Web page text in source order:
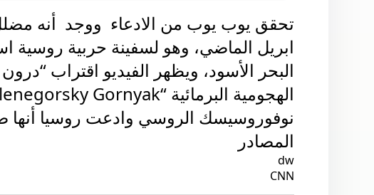
البحر الأسود،
نوفوروسيسك الروسي وادعت روسيا أنها
المصادر
dw
CNN